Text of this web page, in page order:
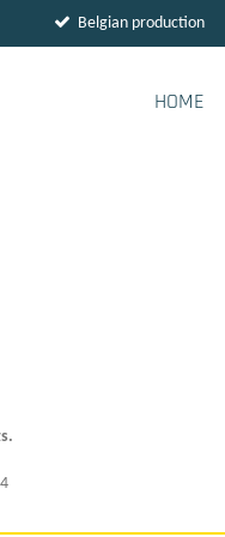
Belgian production
HOME